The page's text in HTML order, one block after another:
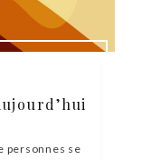
personnes se